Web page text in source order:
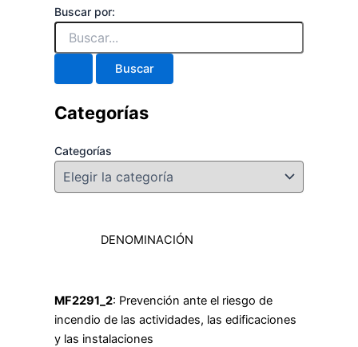
Buscar por:
Categorías
Categorías
DENOMINACIÓN
MF2291_2: Prevención ante el riesgo de
incendio de las actividades, las edificaciones
y las instalaciones